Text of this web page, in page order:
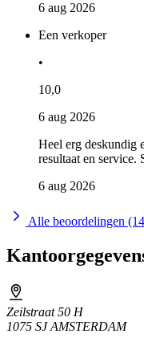
6 aug 2026
Een verkoper
•
10,0
6 aug 2026
Heel erg deskundig
resultaat en service.
6 aug 2026
Alle beoordelingen
Zeilstraat 50 H
1075 SJ AMSTERDAM